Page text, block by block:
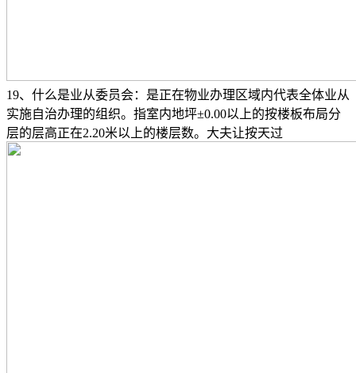
19、什么是业从委员会：是正在物业办理区域内代表全体业从
实施自治办理的组织。指室内地坪±0.00以上的按楼板布局分
层的层高正在2.20米以上的楼层数。大夫让按天过